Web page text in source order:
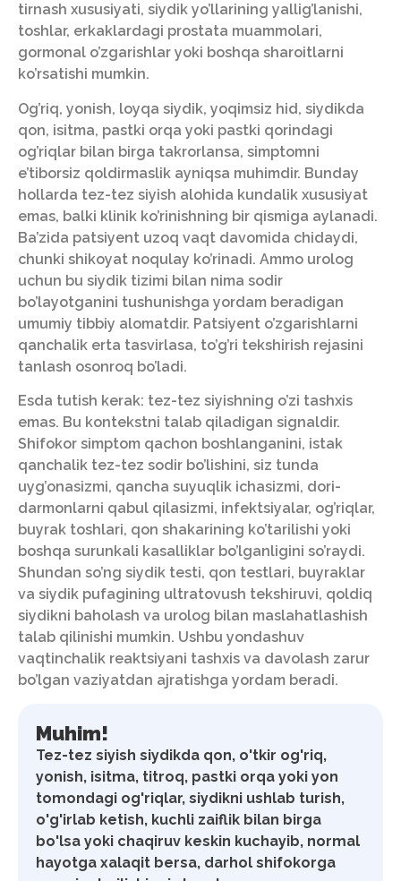
tirnash xususiyati, siydik yo’llarining yallig’lanishi,
toshlar, erkaklardagi prostata muammolari,
gormonal o’zgarishlar yoki boshqa sharoitlarni
ko’rsatishi mumkin.
Og’riq, yonish, loyqa siydik, yoqimsiz hid, siydikda
qon, isitma, pastki orqa yoki pastki qorindagi
og’riqlar bilan birga takrorlansa, simptomni
e’tiborsiz qoldirmaslik ayniqsa muhimdir. Bunday
hollarda tez-tez siyish alohida kundalik xususiyat
emas, balki klinik ko’rinishning bir qismiga aylanadi.
Ba’zida patsiyent uzoq vaqt davomida chidaydi,
chunki shikoyat noqulay ko’rinadi. Ammo urolog
uchun bu siydik tizimi bilan nima sodir
bo’layotganini tushunishga yordam beradigan
umumiy tibbiy alomatdir. Patsiyent o’zgarishlarni
qanchalik erta tasvirlasa, to’g’ri tekshirish rejasini
tanlash osonroq bo’ladi.
Esda tutish kerak: tez-tez siyishning o’zi tashxis
emas. Bu kontekstni talab qiladigan signaldir.
Shifokor simptom qachon boshlanganini, istak
qanchalik tez-tez sodir bo’lishini, siz tunda
uyg’onasizmi, qancha suyuqlik ichasizmi, dori-
darmonlarni qabul qilasizmi, infektsiyalar, og’riqlar,
buyrak toshlari, qon shakarining ko’tarilishi yoki
boshqa surunkali kasalliklar bo’lganligini so’raydi.
Shundan so’ng siydik testi, qon testlari, buyraklar
va siydik pufagining ultratovush tekshiruvi, qoldiq
siydikni baholash va urolog bilan maslahatlashish
talab qilinishi mumkin. Ushbu yondashuv
vaqtinchalik reaktsiyani tashxis va davolash zarur
bo’lgan vaziyatdan ajratishga yordam beradi.
Muhim!
Tez-tez siyish siydikda qon, o'tkir og'riq,
yonish, isitma, titroq, pastki orqa yoki yon
tomondagi og'riqlar, siydikni ushlab turish,
o'g'irlab ketish, kuchli zaiflik bilan birga
bo'lsa yoki chaqiruv keskin kuchayib, normal
hayotga xalaqit bersa, darhol shifokorga